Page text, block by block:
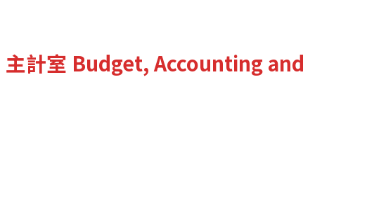
主計室 Budget, Accounting and